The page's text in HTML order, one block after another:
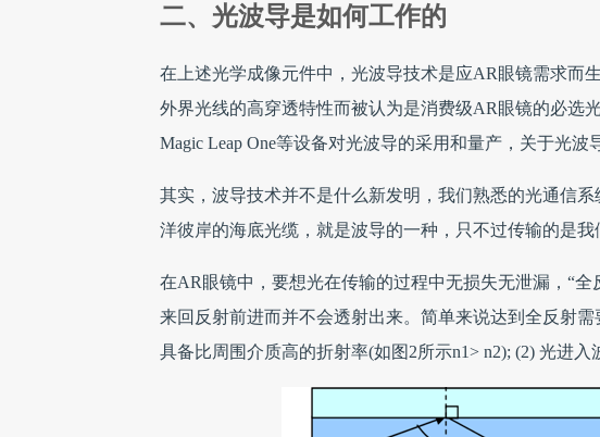
二、光波导是如何工作的
在上述光学成像元件中，光波导技术是应AR眼镜需求而
外界光线的高穿透特性而被认为是消费级AR眼镜的必选
Magic Leap One等设备对光波导的采用和量产，关于光波
其实，波导技术并不是什么新发明，我们熟悉的光通信
洋彼岸的海底光缆，就是波导的一种，只不过传输的是我
在AR眼镜中，要想光在传输的过程中无损失无泄漏，“
来回反射前进而并不会透射出来。简单来说达到全反射
具备比周围介质高的折射率(如图2所示n1> n2); (2) 光进